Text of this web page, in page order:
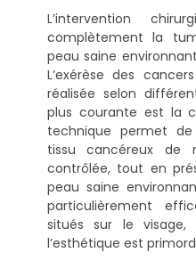
L’intervention
complètement la
peau saine
L’exérèse des
réalisée selon
plus courante est la
technique permet
tissu cancéreux de
contrôlée, tout en
peau saine
particulièrement
situés sur le
l’esthétique est